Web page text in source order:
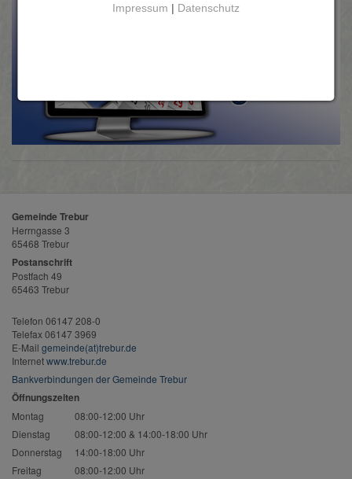
Gemeinde Trebur
Herrngasse 3
65468 Trebur
Postanschrift
Postfach 49
65463 Trebur
Telefon 06147 208-0
Telefax 06147 3969
E-Mail gemeinde(at)trebur.de
Internetwww.trebur.de
Bankverbindungen der Gemeinde Trebur
Öffnungszeiten
Montag
08:00-12:00 Uhr
Dienstag
08:00-12:00 & 14:00-18:00 Uhr
Donnerstag
14:00-18:00 Uhr
Freitag
08:00-12:00 Uhr
Impressum | Datenschutz